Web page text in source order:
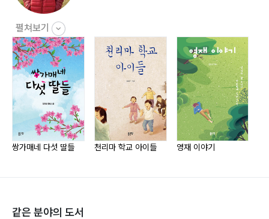
펼쳐보기
쌍가매네 다섯 딸들 천리마 학교 아이들 영재 이야기
같은 분야의 도서